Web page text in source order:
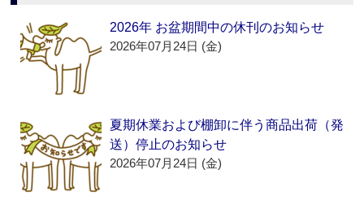
2026年 お盆期間中の休刊のお知らせ
2026年07月24日 (金)
夏期休業および棚卸に伴う商品出荷（発
送）停止のお知らせ
2026年07月24日 (金)